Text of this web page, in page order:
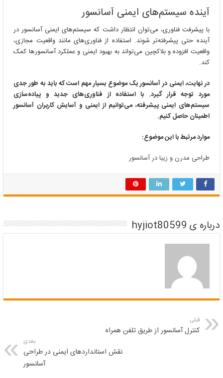
آینده سیستم‌های ایمنی آسانسور
با پیشرفت فناوری، می‌توان انتظار داشت که سیستم‌های ایمنی آسانسور در
آینده حتی پیشرفته‌تر شوند. استفاده از فناوری‌های مانند واقعیت مجازی،
واقعیت افزوده و بلاکچین می‌تواند به بهبود ایمنی و عملکرد آسانسورها کمک
کند.
در نهایت، ایمنی در آسانسور یک موضوع بسیار مهم است که باید به طور جدی
مورد توجه قرار گیرد. با استفاده از فناوری‌های جدید و پیاده‌سازی
سیستم‌های ایمنی پیشرفته، می‌توانیم از ایمنی و آسایش کاربران آسانسور
اطمینان حاصل کنیم.
موارد مرتبط با این موضوع:
طراحی مدرن و زیبا در آسانسور
درباره ی hyjiot80599
قبلی
کنترل آسانسور از طریق تلفن همراه
بعدی
نقش استانداردهای ایمنی در طراحی
آسانسور